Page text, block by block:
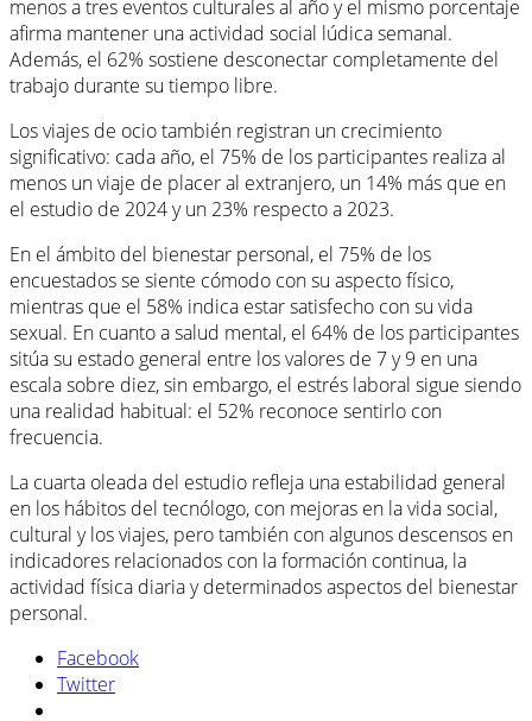
menos a tres eventos culturales al año y el mismo porcentaje
afirma mantener una actividad social lúdica semanal.
Además, el 62% sostiene desconectar completamente del
trabajo durante su tiempo libre.
Los viajes de ocio también registran un crecimiento
significativo: cada año, el 75% de los participantes realiza al
menos un viaje de placer al extranjero, un 14% más que en
el estudio de 2024 y un 23% respecto a 2023.
En el ámbito del bienestar personal, el 75% de los
encuestados se siente cómodo con su aspecto físico,
mientras que el 58% indica estar satisfecho con su vida
sexual. En cuanto a salud mental, el 64% de los participantes
sitúa su estado general entre los valores de 7 y 9 en una
escala sobre diez, sin embargo, el estrés laboral sigue siendo
una realidad habitual: el 52% reconoce sentirlo con
frecuencia.
La cuarta oleada del estudio refleja una estabilidad general
en los hábitos del tecnólogo, con mejoras en la vida social,
cultural y los viajes, pero también con algunos descensos en
indicadores relacionados con la formación continua, la
actividad física diaria y determinados aspectos del bienestar
personal.
Facebook
Twitter